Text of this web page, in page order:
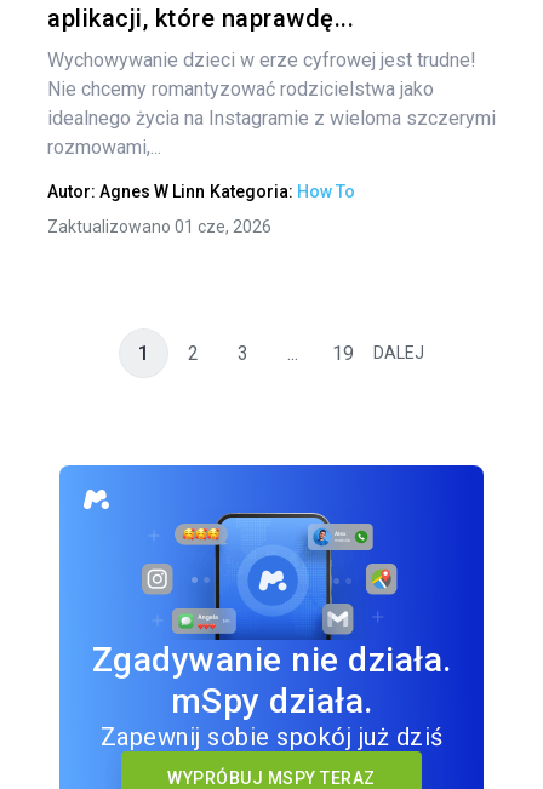
aplikacji, które naprawdę...
Wychowywanie dzieci w erze cyfrowej jest trudne!
Nie chcemy romantyzować rodzicielstwa jako
idealnego życia na Instagramie z wieloma szczerymi
rozmowami,...
Autor: Agnes W Linn Kategoria: How To
Zaktualizowano 01 cze, 2026
1 2 3 ... 19 DALEJ
Zgadywanie nie działa.
mSpy działa.
Zapewnij sobie spokój już dziś
WYPRÓBUJ MSPY TERAZ